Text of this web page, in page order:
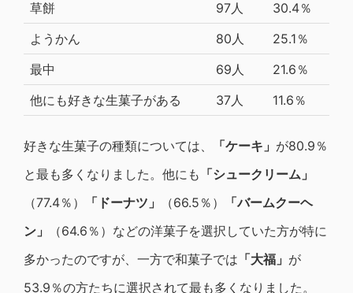
草餅 97人
30.4％
ようかん
80人
25.1％
最中
69人
21.6％
他にも好きな生菓子がある
37人 11.6％
好きな生菓子の種類については、 「ケーキ」 が80.9％
と最も多くなりました。他にも 「シュークリーム」
（77.4％）
「ドーナツ」 （66.5％）
「バームクーヘ
ン」
（64.6％）などの洋菓子を選択していた方が特に
多かったのですが、一方で和菓子では 「大福」 が
53.9％の方たちに選択されて最も多くなりました。